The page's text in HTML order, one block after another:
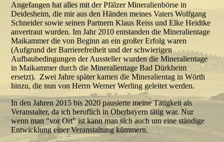
Angefangen hat alles mit der Pfälzer Mineralienbörse in
Deidesheim, die mir aus den Händen meines Vaters Wolfgang
Schneider sowie seinen Partnern Klaus Reiss und Elke Heidtke
anvertraut wurden. Im Jahr 2010 entstanden die Mineralientage
Maikammer die von Beginn an ein großer Erfolg waren
(Aufgrund der Barrierefreiheit und der schwierigen
Aufbaubedingungen der Aussteller wurden die Mineralientage
in Maikammer durch die Mineralientage Bad Dürkheim
ersetzt). Zwei Jahre später kamen die Mineralientag in Wörth
hinzu, die nun von Herrn Werner Werling geleitet werden.
In den Jahren 2015 bis 2020 pausierte meine Tätigkeit als
Veranstalter, da ich beruflich in Oberbayern tätig war. Nur
wenn man "vor Ort" ist kann man sich auch um eine ständige
Entwicklung einer Veranstaltung kümmern.